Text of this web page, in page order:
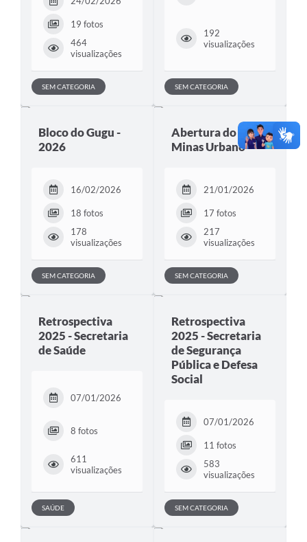
19 fotos
464
visualizações
SEM CATEGORIA
192
visualizações
SEM CATEGORIA
Bloco do Gugu -
2026
16/02/2026
18 fotos
178
visualizações
SEM CATEGORIA
Abertura do
Minas Urbano
21/01/2026
17 fotos
217
visualizações
SEM CATEGORIA
Retrospectiva
2025 - Secretaria
de Saúde
07/01/2026
8 fotos
611
visualizações
SAÚDE
Retrospectiva
2025 - Secretaria
de Segurança
Pública e Defesa
Social
07/01/2026
11 fotos
583
visualizações
SEM CATEGORIA